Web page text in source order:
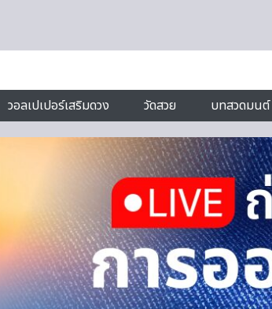
วอลเปเปอร์เสริมดวง วัดสวย บทสวดมนต์